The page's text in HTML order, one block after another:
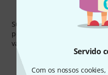
Servido
Com os nossos
Subscreva a Newsletter da
pouco de sorte você poderá
valor de
Contribuições